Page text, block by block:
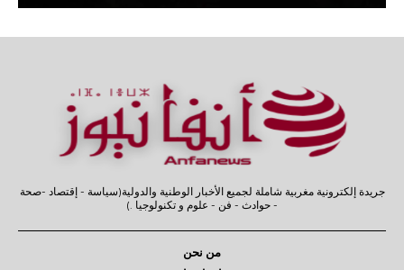
جريدة إلكترونية مغربية شاملة لجميع الأخبار الوطنية والدولية(سياسة - إقتصاد -صحة
- حوادث - فن - علوم و تكنولوجيا .)
من نحن